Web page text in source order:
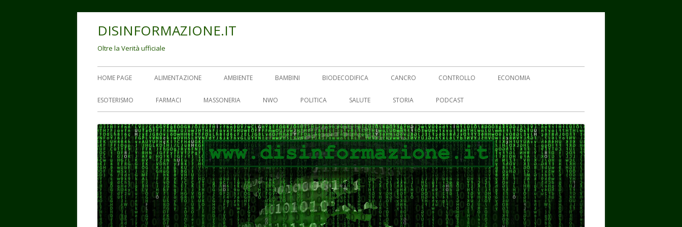
DISINFORMAZIONE.IT
Oltre la Verità ufficiale
Menu
principale
HOME PAGE ALIMENTAZIONE AMBIENTE BAMBINI BIODECODIFICA CANCRO CONTROLLO ECONOMIA
ESOTERISMO FARMACI MASSONERIA NWO POLITICA SALUTE STORIA PODCAST